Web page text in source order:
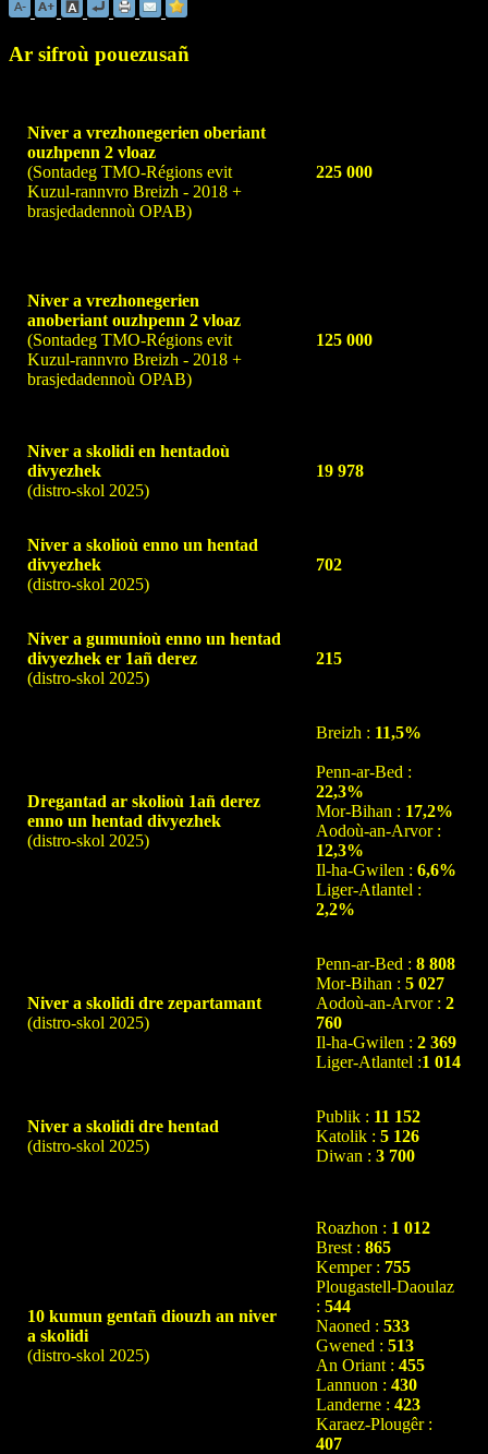
Ar sifroù pouezusañ
Niver a vrezhonegerien oberiant
ouzhpenn 2 vloaz
(Sontadeg TMO-Régions evit
Kuzul-rannvro Breizh - 2018 +
brasjedadennoù OPAB)
225 000
Niver a vrezhonegerien
anoberiant ouzhpenn 2 vloaz
(Sontadeg TMO-Régions evit
Kuzul-rannvro Breizh - 2018 +
brasjedadennoù OPAB)
125 000
Niver a skolidi en hentadoù
divyezhek
(distro-skol 2025)
19 978
Niver a skolioù enno un hentad
divyezhek
(distro-skol 2025)
702
Niver a gumunioù enno un hentad
divyezhek er 1añ derez
(distro-skol 2025)
215
Dregantad ar skolioù 1añ derez
enno un hentad divyezhek
(distro-skol 2025)
Breizh : 11,5%
Penn-ar-Bed :
22,3%
Mor-Bihan : 17,2%
Aodoù-an-Arvor :
12,3%
Il-ha-Gwilen : 6,6%
Liger-Atlantel :
2,2%
Niver a skolidi dre zepartamant
(distro-skol 2025)
Penn-ar-Bed : 8 808
Mor-Bihan : 5 027
Aodoù-an-Arvor : 2
760
Il-ha-Gwilen : 2 369
Liger-Atlantel :1 014
Niver a skolidi dre hentad
(distro-skol 2025)
Publik : 11 152
Katolik : 5 126
Diwan : 3 700
10 kumun gentañ diouzh an niver
a skolidi
(distro-skol 2025)
Roazhon : 1 012
Brest : 865
Kemper : 755
Plougastell-Daoulaz
: 544
Naoned : 533
Gwened : 513
An Oriant : 455
Lannuon : 430
Landerne : 423
Karaez-Plougêr :
407